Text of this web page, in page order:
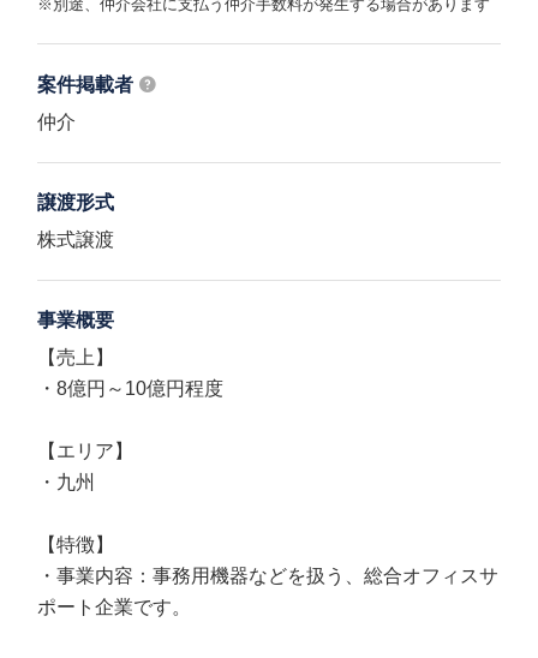
※別途、仲介会社に支払う仲介手数料が発生する場合があります
案件掲載者
仲介
譲渡形式
株式譲渡
事業概要
【売上】
・8億円～10億円程度
【エリア】
・九州
【特徴】
・事業内容：事務用機器などを扱う、総合オフィスサ
ポート企業です。